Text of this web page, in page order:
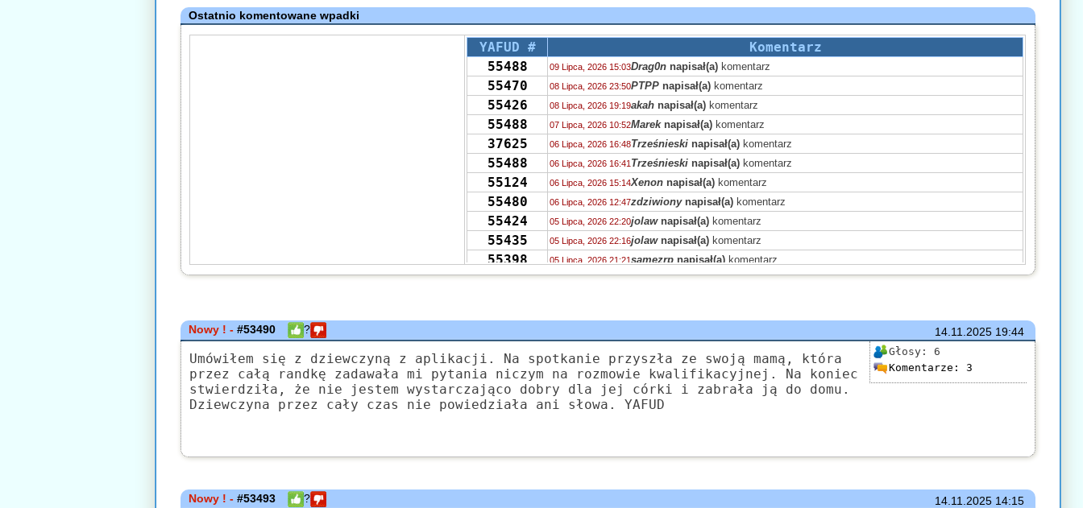
Ostatnio komentowane wpadki
YAFUD #
Komentarz
55488
09 Lipca, 2026 15:03Drag0n napisał(a) komentarz
55470 08 Lipca, 2026 23:50PTPP napisał(a) komentarz
55426 08 Lipca, 2026 19:19akah napisał(a) komentarz
55488 07 Lipca, 2026 10:52Mareknapisał(a) komentarz
37625 06 Lipca, 2026 16:48Trześnieski napisał(a) komentarz
55488 06 Lipca, 2026 16:41 Trześnieski napisał(a) komentarz
55124 06 Lipca, 2026 15:14Xenon napisał(a) komentarz
55480 06 Lipca, 2026 12:47zdziwionynapisał(a) komentarz
55424 05 Lipca, 2026 22:20jolawnapisał(a) komentarz
55435 05 Lipca, 2026 22:16jolawnapisał(a) komentarz
55398 05 Lipca, 2026 21:21samezrp napisał(a) komentarz
55396 05 Lipca, 2026 19:44Minapisał(a)komentarz
55394
55319
55393 04 Lipca, 2026 15:03 Pepponenapisał(a)komentarz
55422 04 Lipca, 2026 15:02 Peppone napisał(a)komentarz
55322 03 Lipca, 2026 15:31 waspnapisał(a)
14.11.202519:44
Nowy ! -#53490 ?
Głosy: 6
Komentarze: 3
Umówiłem się z dziewczyną z aplikacji. Na spotkanie przyszła ze swoją mamą, która
przez całą randkę zadawała mi pytania niczym na rozmowie kwalifikacyjnej. Na koniec
stwierdziła, że nie jestem wystarczająco dobry dla jej córki i zabrała ją do domu.
Dziewczyna przez cały czas nie powiedziała ani słowa. YAFUD
14.11.202514:15
Nowy ! -#53493 ?